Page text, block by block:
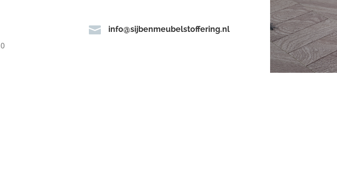
 info@sijbenmeubelstoffering.nl